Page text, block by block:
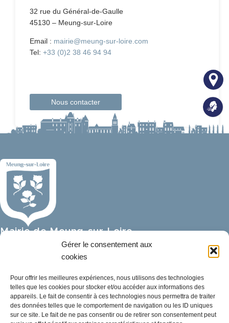
Gérer le consentement aux
cookies
Pour offrir les meilleures expériences, nous utilisons des technologies
telles que les cookies pour stocker et/ou accéder aux informations des
appareils. Le fait de consentir à ces technologies nous permettra de traiter
des données telles que le comportement de navigation ou les ID uniques
sur ce site. Le fait de ne pas consentir ou de retirer son consentement peut
32 rue du Général-de-Gaulle
45130 – Meung-sur-Loire
Email : mairie@meung-sur-loire.com
Tel: +33 (0)2 38 46 94 94
Nous contacter
Mairie de Meung-sur-Loire
Mairie,
32 rue du Général de Gaulle,
02 38 46 94 94
mairie@meung-sur-loire.com